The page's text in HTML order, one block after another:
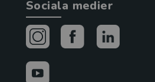
Sociala medier